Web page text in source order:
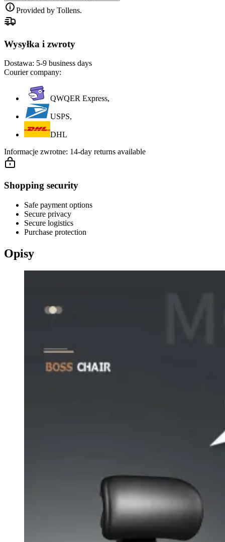
Provided by Tollens.
Wysyłka i zwroty
Dostawa: 5-9 business days
Courier company:
QWQER Express,
USPS,
DHL
Informacje zwrotne: 14-day returns available
Shopping security
Safe payment options
Secure privacy
Secure logistics
Purchase protection
Opisy